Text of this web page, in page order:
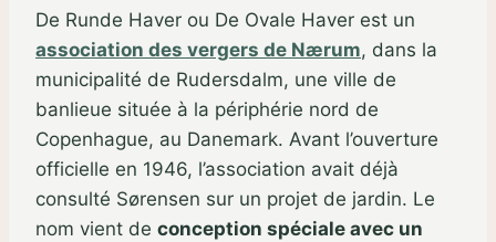
De Runde Haver ou De Ovale Haver est un
association des vergers de Nærum, dans la
municipalité de Rudersdalm, une ville de
banlieue située à la périphérie nord de
Copenhague, au Danemark. Avant l’ouverture
officielle en 1946, l’association avait déjà
consulté Sørensen sur un projet de jardin. Le
nom vient de conception spéciale avec un